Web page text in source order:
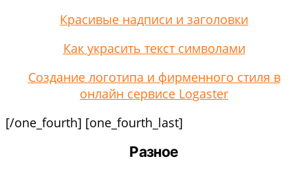
Красивые надписи и заголовки
Как украсить текст символами
Создание логотипа и фирменного стиля в
онлайн сервисе Logaster
[/one_fourth] [one_fourth_last]
Разное